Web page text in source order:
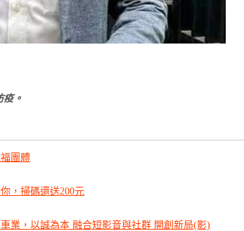
。
團體
，掃碼還送200元
業，以誠為本 融合短影音與社群 開創新局(影)